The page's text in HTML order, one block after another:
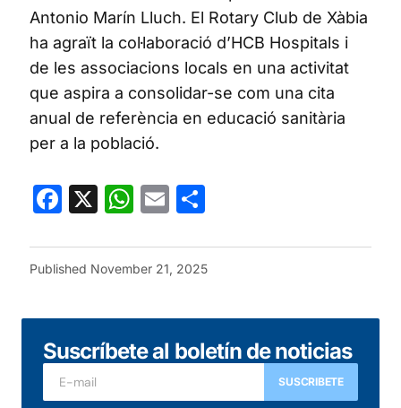
Antonio Marín Lluch. El Rotary Club de Xàbia
ha agraït la col·laboració d’HCB Hospitals i
de les associacions locals en una activitat
que aspira a consolidar-se com una cita
anual de referència en educació sanitària
per a la població.
Facebook
X WhatsApp
Email
Published November 21, 2025
Suscríbete al boletín de noticias
SUSCRIBETE